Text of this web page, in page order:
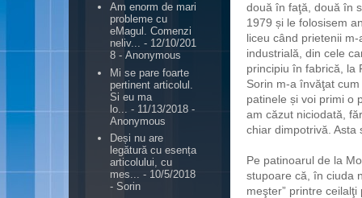
două în faţă, două în
1979 și le folosisem
liceu când prietenii
industrială, din cele
principiu în fabrică, la
Sorin m-a învăţat
patinele și voi primi o
am căzut niciodată,
chiar dimpotrivă. Asta
Pe patinoarul de la
stupoare că, în ciuda
meşter” printre
Am enorm de mari
probleme cu
eMagul. Comenzi
neliv... - 12/10/201
8 - Anonymous
Mi se pare foarte
pertinent articolul.
Si eu ma
lo...
- 11/13/2018 -
Anonymous
Deși nu are
legătură cu esența
articolului, cu
mes... - 10/5/2018
- Sorin